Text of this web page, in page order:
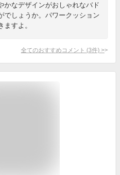
かなデザインがおしゃれなバド
でしょうか。パワークッション
すよ。
全てのおすすめコメント (3件) >